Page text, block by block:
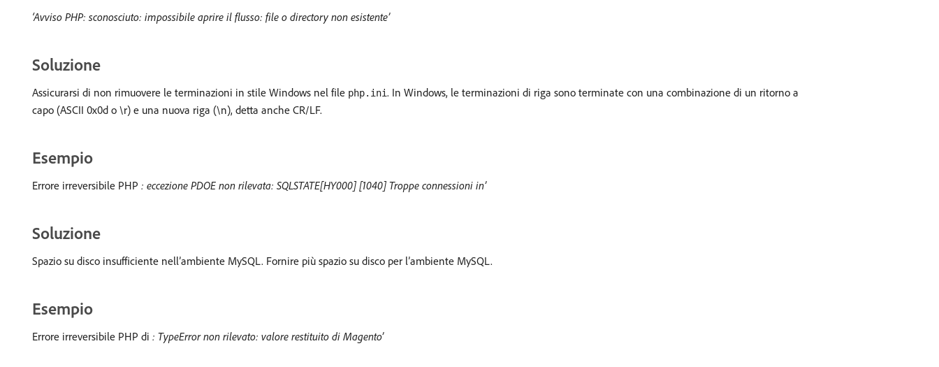
‘Avviso PHP: sconosciuto: impossibile aprire il flusso: file o directory non esistente’
Soluzione
Assicurarsi di non rimuovere le terminazioni in stile Windows nel file php.ini. In Windows, le terminazioni di riga sono terminate con una combinazione di un ritorno a
capo (ASCII 0x0d o \r) e una nuova riga (\n), detta anche CR/LF.
Esempio
Errore irreversibile PHP : eccezione PDOE non rilevata: SQLSTATE[HY000] [1040] Troppe connessioni in’
Soluzione
Spazio su disco insufficiente nell’ambiente MySQL. Fornire più spazio su disco per l’ambiente MySQL.
Esempio
Errore irreversibile PHP di : TypeError non rilevato: valore restituito di Magento’